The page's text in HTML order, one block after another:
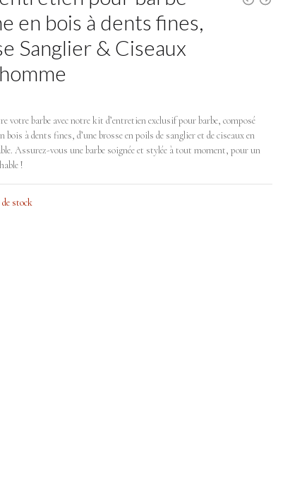
en bois à dents fines,
Sanglier & Ciseaux
votre barbe avec notre kit d’entretien exclusif pour barbe, composé
bois à dents fines, d’une brosse en poils de sanglier et de ciseaux en
Assurez-vous une barbe soignée et stylée à tout moment, pour un
!
stock